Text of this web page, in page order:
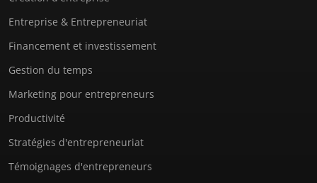
Entreprise & Entrepreneuriat
Financement et investissement
Gestion du temps
Marketing pour entrepreneurs
Productivité
Stratégies d'entrepreneuriat
Témoignages d'entrepreneurs